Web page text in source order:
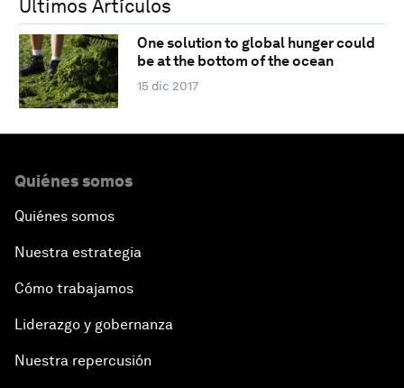
Últimos Artículos
One solution to global hunger could
be at the bottom of the ocean
15 dic 2017
Quiénes somos
Quiénes somos
Nuestra estrategia
Cómo trabajamos
Liderazgo y gobernanza
Nuestra repercusión